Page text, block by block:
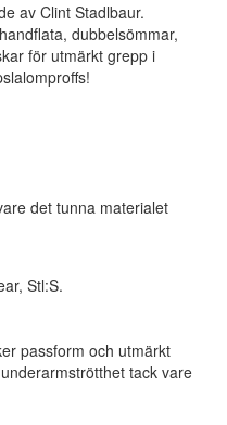
av Clint Stadlbaur.
dubbelsömmar,
för utmärkt grepp i
det tunna materialet
Stl:S.
passform och utmärkt
tack vare